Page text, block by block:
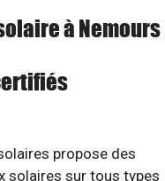
à Nemours
propose des
solaires sur tous types